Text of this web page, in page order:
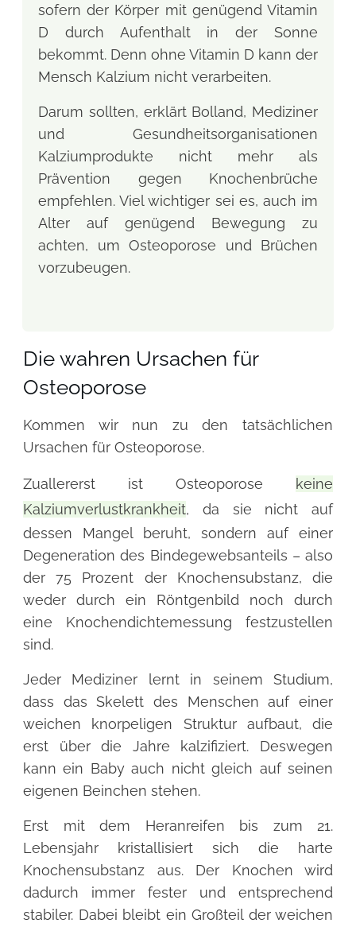
sofern der Körper mit genügend Vitamin
D durch Aufenthalt in der Sonne
bekommt. Denn ohne Vitamin D kann der
Mensch Kalzium nicht verarbeiten.
Darum sollten, erklärt Bolland, Mediziner
und Gesundheitsorganisationen
Kalziumprodukte nicht mehr als
Prävention gegen Knochenbrüche
empfehlen. Viel wichtiger sei es, auch im
Alter auf genügend Bewegung zu
achten, um Osteoporose und Brüchen
vorzubeugen.
Die wahren Ursachen für
Osteoporose
Kommen wir nun zu den tatsächlichen
Ursachen für Osteoporose.
Zuallererst ist Osteoporose keine
Kalziumverlustkrankheit, da sie nicht auf
dessen Mangel beruht, sondern auf einer
Degeneration des Bindegewebsanteils – also
der 75 Prozent der Knochensubstanz, die
weder durch ein Röntgenbild noch durch
eine Knochendichtemessung festzustellen
sind.
Jeder Mediziner lernt in seinem Studium,
dass das Skelett des Menschen auf einer
weichen knorpeligen Struktur aufbaut, die
erst über die Jahre kalzifiziert. Deswegen
kann ein Baby auch nicht gleich auf seinen
eigenen Beinchen stehen.
Erst mit dem Heranreifen bis zum 21.
Lebensjahr kristallisiert sich die harte
Knochensubstanz aus. Der Knochen wird
dadurch immer fester und entsprechend
stabiler. Dabei bleibt ein Großteil der weichen